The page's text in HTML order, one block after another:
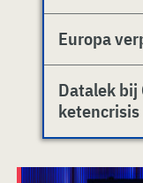
Europa
Datalek bij
ketencrisis